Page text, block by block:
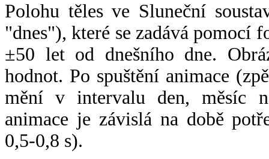
Polohu těles ve Sluneční
"dnes"), které se zadává pomocí
±50 let od dnešního dne.
hodnot. Po spuštění animace
mění v intervalu den, měsíc
animace je závislá na době
0,5-0,8 s).